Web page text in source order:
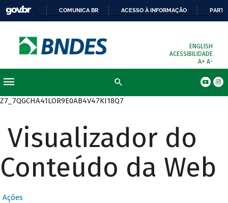
COMUNICA BR ACESSO À INFORMAÇÃO
ENGLISH
ACESSIBILIDADE
A+ A-
Z7_7QGCHA41LOR9E0AB4V47KI18Q7
Visualizador do
Conteúdo da Web
Ações